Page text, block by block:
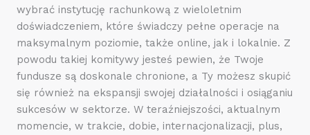
wybrać instytucję rachunkową z wieloletnim
doświadczeniem, które świadczy pełne operacje na
maksymalnym poziomie, także online, jak i lokalnie. Z
powodu takiej komitywy jesteś pewien, że Twoje
fundusze są doskonale chronione, a Ty możesz skupić
się również na ekspansji swojej działalności i osiąganiu
sukcesów w sektorze. W teraźniejszości, aktualnym
momencie, w trakcie, dobie, internacjonalizacji, plus,